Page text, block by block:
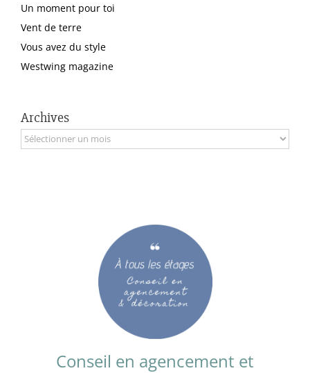
Un moment pour toi
Vent de terre
Vous avez du style
Westwing magazine
Archives
Archives
Conseil en agencement et